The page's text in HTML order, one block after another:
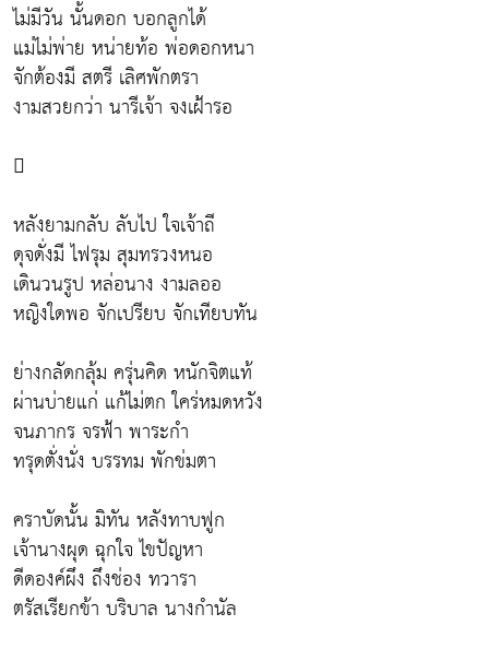
ไม่มีวัน นั้นดอก บอกลูกได้
แม่ไม่พ่าย หน่ายท้อ พ่อดอกหนา
จักต้องมี สตรี เลิศพักตรา
งามสวยกว่า นารีเจ้า จงเฝ้ารอ

หลังยามกลับ ลับไป ใจเจ้าถี
ดุจดั่งมี ไฟรุม สุมทรวงหนอ
เดินวนรูป หล่อนาง งามลออ
หญิงใดพอ จักเปรียบ จักเทียบทัน
ย่างกลัดกลุ้ม ครุ่นคิด หนักจิตแท้
ผ่านบ่ายแก่ แก้ไม่ตก ใคร่หมดหวัง
จนภากร จรฟ้า พาระกำ
ทรุดตั่งนั่ง บรรทม พักข่มตา
คราบัดนั้น มิทัน หลังทาบฟูก
เจ้านางผุด ฉุกใจ ไขปัญหา
ดีดองค์ผึง ถึงช่อง ทวารา
ตรัสเรียกข้า บริบาล นางกำนัล